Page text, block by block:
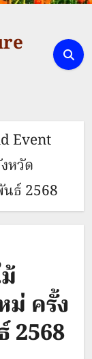
Event
หวัด
นธ์ 2568
ม่ ครั้ง
2568